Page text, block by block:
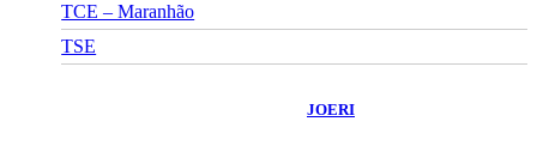
TCE – Maranhão
TSE
JOERI